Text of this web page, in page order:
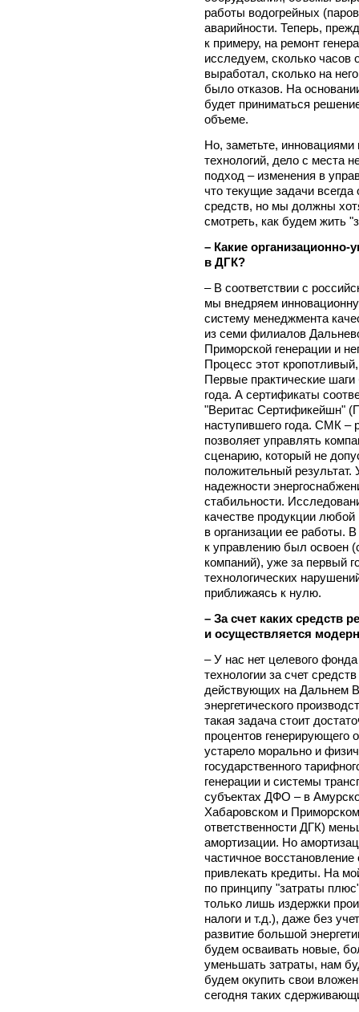
работы водогрейных
аварийности. Теперь,
к примеру, на ремонт
исследуем, сколько часов
выработал, сколько на
было отказов. На
будет приниматься
объеме.
Но, заметьте,
технологий, дело с места
подход – изменения в
что текущие задачи
средств, но мы должны
смотреть, как будем жить
– Какие
в ДГК?
– В соответствии с
мы внедряем
систему менеджмента
из семи филиалов
Приморской генерации и
Процесс этот
Первые практические
года. А сертификаты
"Веритас Сертификейшн"
наступившего года. СМК –
позволяет управлять
сценарию, который не
положительный результат.
надежности
стабильности.
качестве продукции
в организации ее работы.
к управлению был освоен
компаний), уже за первый
технологических
приближаясь к нулю.
– За счет каких средств
и осуществляется
– У нас нет целевого
технологии за счет
действующих на Дальнем
энергетического
такая задача стоит
процентов генерирующего
устарело морально и
государственного
генерации и системы
субъектах ДФО – в
Хабаровском и
ответственности ДГК)
амортизации. Но
частичное
привлекать кредиты. На
по принципу "затраты
только лишь издержки
налоги и т.д.), даже без
развитие большой
будем осваивать новые,
уменьшать затраты, нам
будем окупить свои
сегодня таких